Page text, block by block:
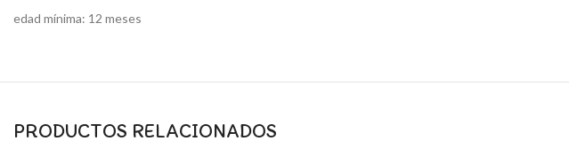
edad mínima: 12 meses
PRODUCTOS RELACIONADOS